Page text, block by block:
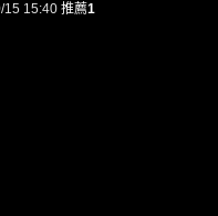
15 15:40 推薦1